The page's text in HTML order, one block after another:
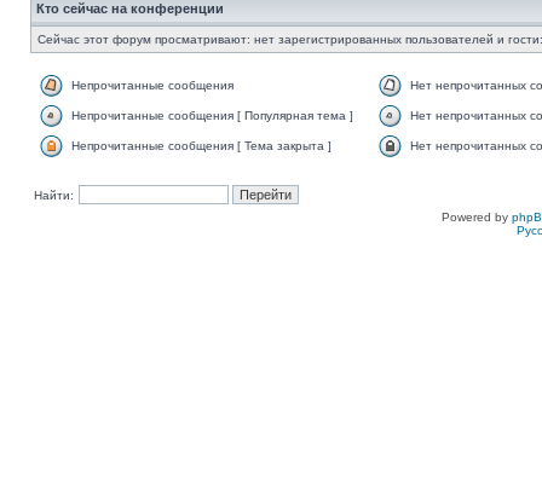
Кто сейчас на конференции
Сейчас этот форум просматривают: нет зарегистрированных пользователей и
Непрочитанные сообщения Нет непрочитанных
Непрочитанные сообщения [ Популярная тема ] Нет непрочитанных
Непрочитанные сообщения [ Тема закрыта ] Нет непрочитанных
Найти:
Powered by